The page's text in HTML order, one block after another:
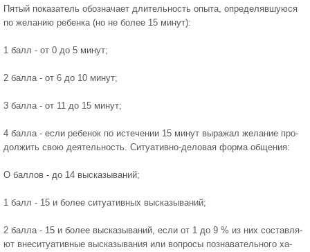
Пятый показатель обозначает длительность опыта, определявшуюся
по желанию ребенка (но не более 15 минут):
1 балл - от 0 до 5 минут;
2 балла - от 6 до 10 минут;
3 балла - от 11 до 15 минут;
4 балла - если ребенок по истечении 15 минут выражал желание про­
должить свою деятельность. Ситуативно-деловая форма общения:
О баллов - до 14 высказываний;
1 балл - 15 и более ситуативных высказываний;
2 балла - 15 и более высказываний, если от 1 до 9 % из них составля­
ют внеситуативные высказывания или вопросы познавательного ха­